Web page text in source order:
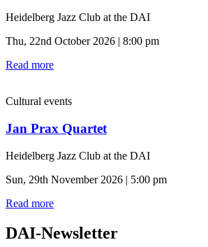
Heidelberg Jazz Club at the DAI
Thu, 22nd October 2026 | 8:00 pm
Read more
Cultural events
Jan Prax Quartet
Heidelberg Jazz Club at the DAI
Sun, 29th November 2026 | 5:00 pm
Read more
DAI-Newsletter